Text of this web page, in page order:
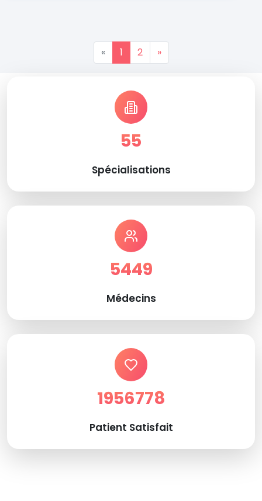
« 1 2 »
55
Spécialisations
5449
Médecins
1956778
Patient Satisfait